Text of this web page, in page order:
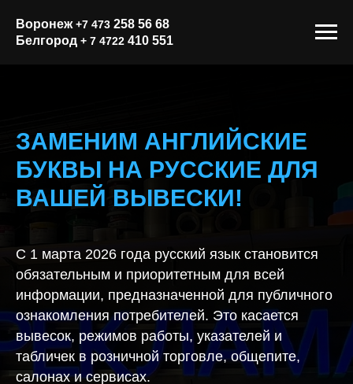
Воронеж+7 473 258 56 68
Белгород + 7 4722 410 551
ЗАМЕНИМ АНГЛИЙСКИЕ
БУКВЫ НА РУССКИЕ ДЛЯ
ВАШЕЙ ВЫВЕСКИ!
С 1 марта 2026 года русский язык становится
обязательным и приоритетным для всей
информации, предназначенной для публичного
ознакомления потребителей. Это касается
вывесок, режимов работы, указателей и
табличек в розничной торговле, общепите,
салонах и сервисах.